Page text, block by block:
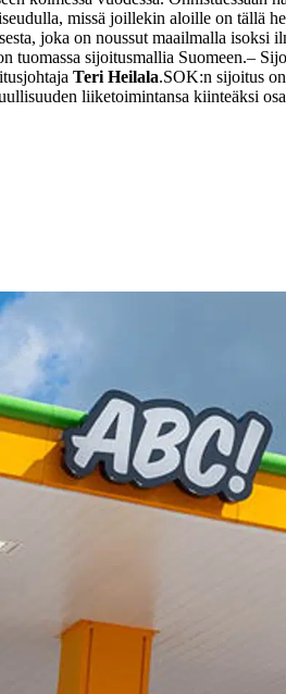
missä joillekin aloille on tällä
joka on noussut maailmalla
tuomassa sijoitusmallia Suomeen.–
Teri Heilala.SOK:n sijoitus
liiketoimintansa kiinteäksi